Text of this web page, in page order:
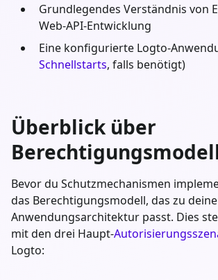
Grundlegendes Verständnis von
Web-API-Entwicklung
Eine konfigurierte Logto-
Schnellstarts, falls benötigt)
Überblick über
Bevor du Schutzmechanismen
das Berechtigungsmodell, das zu
Anwendungsarchitektur passt. Dies
mit den drei Haupt-
Logto: